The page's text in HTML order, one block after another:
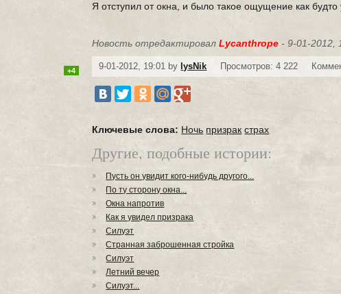
Я отступил от окна, и было такое ощущение как
Новость отредактировалLycanthrope - 9-01-2012,
9-01-2012, 19:01 by lysNik Просмотров: 4 222
+4
Ключевые слова: Ночь призрак страх
Другие, подобные истории:
Пусть он увидит кого-нибудь другого...
По ту сторону окна...
Окна напротив
Как я увидел призрака
Силуэт
Странная заброшенная стройка
Силуэт
Летний вечер
Силуэт...